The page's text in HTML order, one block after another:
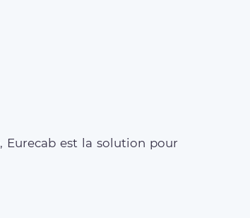
, Eurecab est la solution pour